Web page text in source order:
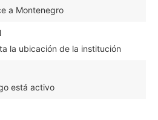
a Montenegro
la ubicación de la institución
está activo